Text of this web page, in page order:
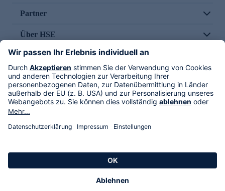
Partner
Über HSE
Im TV
HSE International